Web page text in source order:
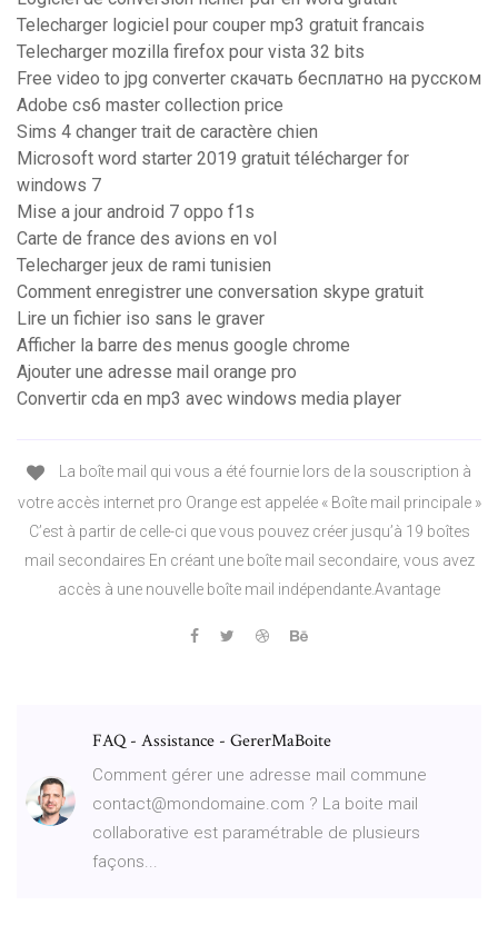
Telecharger logiciel pour couper mp3 gratuit francais
Telecharger mozilla firefox pour vista 32 bits
Free video to jpg converter скачать бесплатно на русском
Adobe cs6 master collection price
Sims 4 changer trait de caractère chien
Microsoft word starter 2019 gratuit télécharger for
windows 7
Mise a jour android 7 oppo f1s
Carte de france des avions en vol
Telecharger jeux de rami tunisien
Comment enregistrer une conversation skype gratuit
Lire un fichier iso sans le graver
Afficher la barre des menus google chrome
Ajouter une adresse mail orange pro
Convertir cda en mp3 avec windows media player
La boîte mail qui vous a été fournie lors de la souscription à
votre accès internet pro Orange est appelée « Boîte mail principale »
C’est à partir de celle-ci que vous pouvez créer jusqu’à 19 boîtes
mail secondaires En créant une boîte mail secondaire, vous avez
accès à une nouvelle boîte mail indépendante.Avantage
FAQ - Assistance - GererMaBoite
Comment gérer une adresse mail commune
contact@mondomaine.com ? La boite mail
collaborative est paramétrable de plusieurs
façons...